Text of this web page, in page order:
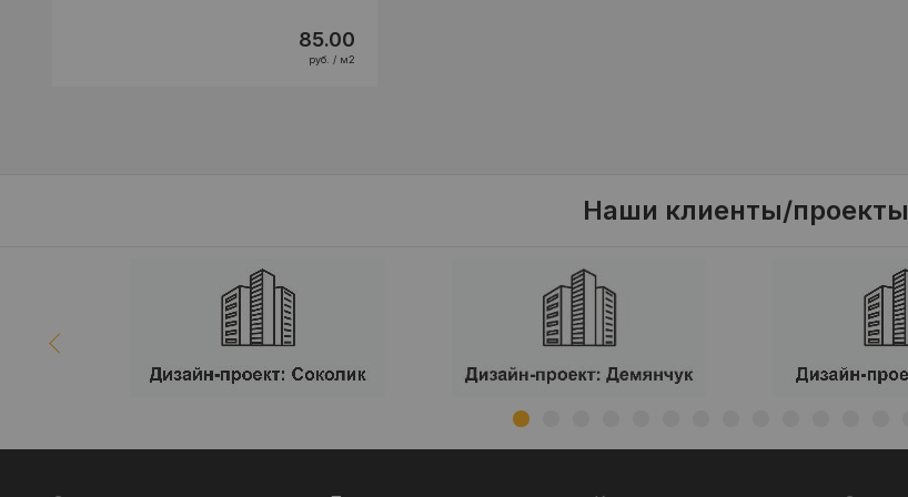
85.00
руб. / м2
Наши клиенты/проекты